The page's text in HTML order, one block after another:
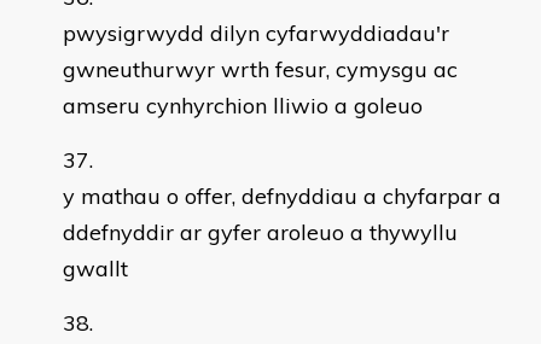
pwysigrwydd dilyn cyfarwyddiadau'r
gwneuthurwyr wrth fesur, cymysgu ac
amseru cynhyrchion lliwio a goleuo
y mathau o offer, defnyddiau a chyfarpar a
ddefnyddir ar gyfer aroleuo a thywyllu
gwallt